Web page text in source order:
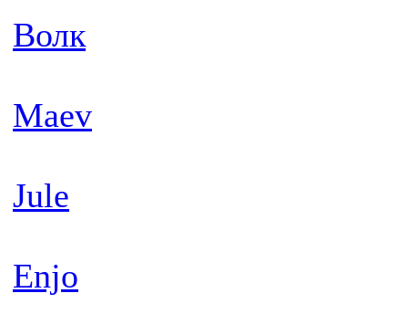
Волк
Maev
Jule
Enjo